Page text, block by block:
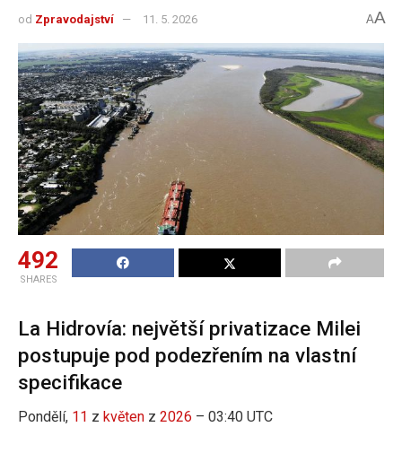
od Zpravodajství 11. 5. 2026 AA
492
SHARES
La Hidrovía: největší privatizace Milei
postupuje pod podezřením na vlastní
specifikace
Pondělí, 11 z květen z 2026 – 03:40 UTC